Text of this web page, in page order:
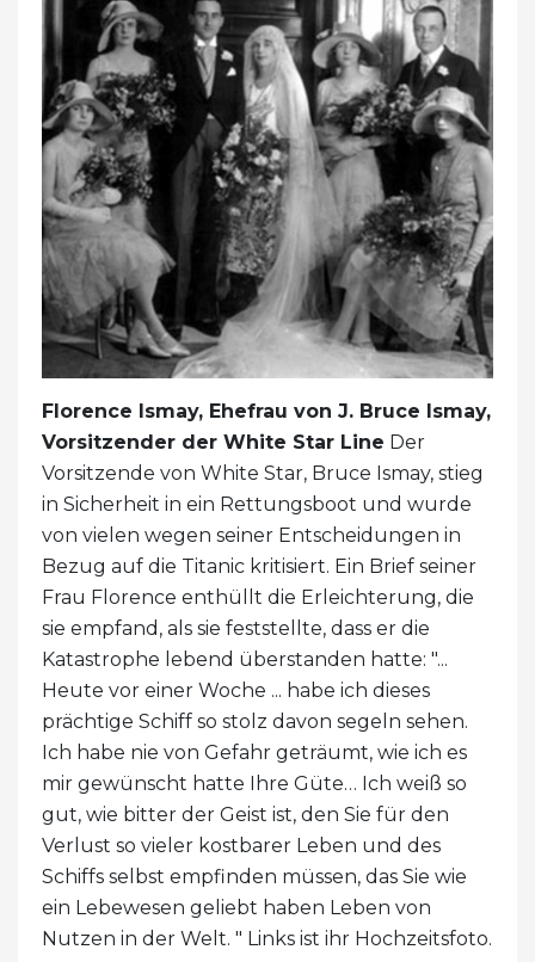
Florence Ismay, Ehefrau von J. Bruce Ismay,
Vorsitzender der White Star Line Der
Vorsitzende von White Star, Bruce Ismay, stieg
in Sicherheit in ein Rettungsboot und wurde
von vielen wegen seiner Entscheidungen in
Bezug auf die Titanic kritisiert. Ein Brief seiner
Frau Florence enthüllt die Erleichterung, die
sie empfand, als sie feststellte, dass er die
Katastrophe lebend überstanden hatte: "...
Heute vor einer Woche ... habe ich dieses
prächtige Schiff so stolz davon segeln sehen.
Ich habe nie von Gefahr geträumt, wie ich es
mir gewünscht hatte Ihre Güte… Ich weiß so
gut, wie bitter der Geist ist, den Sie für den
Verlust so vieler kostbarer Leben und des
Schiffs selbst empfinden müssen, das Sie wie
ein Lebewesen geliebt haben Leben von
Nutzen in der Welt. " Links ist ihr Hochzeitsfoto.